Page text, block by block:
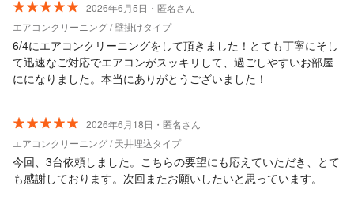
す。 ありがとうございました。
2026年6月5日・匿名さん
エアコンクリーニング / 壁掛けタイプ
6/4にエアコンクリーニングをして頂きました！とても丁寧にそし
て迅速なご対応でエアコンがスッキリして、過ごしやすいお部屋
にになりました。本当にありがとうございました！
2026年6月18日・匿名さん
エアコンクリーニング / 天井埋込タイプ
今回、3台依頼しました。こちらの要望にも応えていただき、とて
も感謝しております。次回またお願いしたいと思っています。